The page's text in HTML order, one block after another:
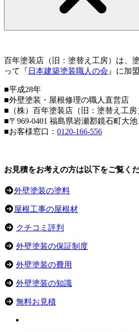
百年塗装店（旧：塗替え工房）は、
って『 日本建築塗装職人の会 』に加
■平成28年
■外壁塗装・屋根修理の職人直営店
■（株）百年塗装店（旧：塗替え工房
■〒969-0401 福島県岩瀬郡鏡石町大池
■お客様窓口： 0120-166-556
お見積をお考えの方は以下をご覧く
外壁塗装の塗料
屋根工事の屋根材
クチコミ評判
外壁塗装の保証制度
外壁塗装の費用
外壁塗装の知識
無料お見積